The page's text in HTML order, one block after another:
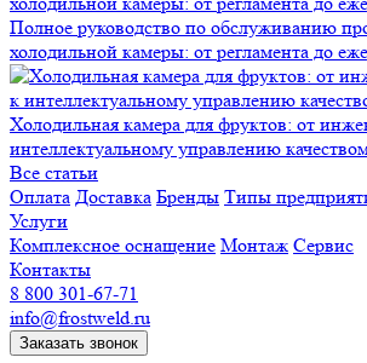
Полное руководство по обслуживанию
холодильной камеры: от регламента до
Холодильная камера для фруктов: от
интеллектуальному управлению
Все статьи
Оплата Доставка Бренды Типы
Услуги
Комплексное оснащение Монтаж Сервис
Контакты
8 800 301-67-71
info@frostweld.ru
Заказать звонок